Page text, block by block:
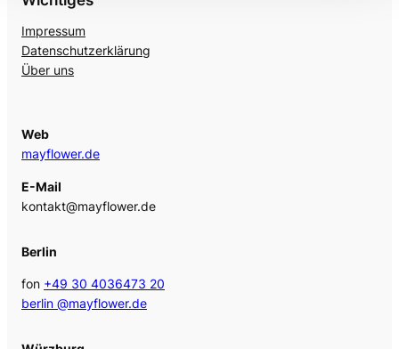
Impressum
Datenschutzerklärung
Über uns
Web
mayflower.de
E-Mail
kontakt@mayflower.de
Berlin
fon +49 30 4036473 20
berlin @mayflower.de